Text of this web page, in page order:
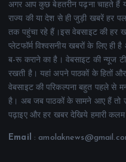
अगर आप कुछ बेहतरीन पढ़ना चाहते हैं
राज्य की या देश से ही जुड़ी खबरें हर
तक पहुंचा रहे हैं।इस वेबसाइट की हर
प्लेटफॉर्म विश्वसनीय खबरों के लिए ही
ब-रू कराने का है। वेबसाइट की न्यूज
रखती है। यहां अपने पाठकों के हितों
वेबसाइट की परिकल्पना बहुत पहले से
है। अब जब पाठकों के सामने आए हैं तो
पढ़ाइए और हर खबर देखिये हमारी
Email :